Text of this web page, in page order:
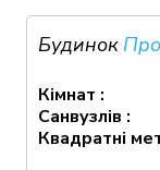
Будинок
Кімнат :
Санвузлів :
Квадратні